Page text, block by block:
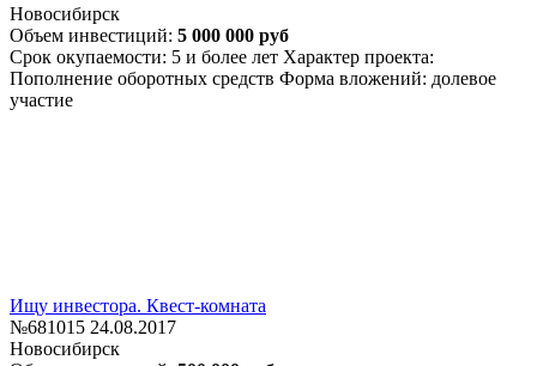
Новосибирск
Объем инвестиций: 5 000 000 руб
Срок окупаемости: 5 и более лет Характер проекта:
Пополнение оборотных средств Форма вложений: долевое
участие
Ищу инвестора. Квест-комната
№681015 24.08.2017
Новосибирск